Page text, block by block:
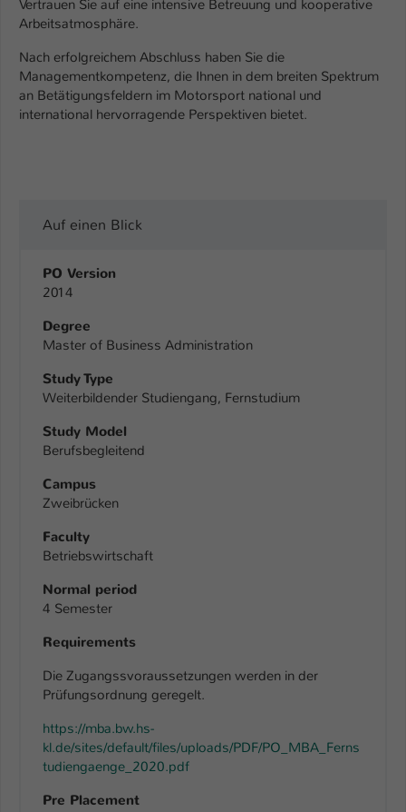
Vertrauen Sie auf eine intensive Betreuung und kooperative
Arbeitsatmosphäre.
Nach erfolgreichem Abschluss haben Sie die
Managementkompetenz, die Ihnen in dem breiten Spektrum
an Betätigungsfeldern im Motorsport national und
international hervorragende Perspektiven bietet.
Auf einen Blick
PO Version
2014
Degree
Master of Business Administration
Study Type
Weiterbildender Studiengang, Fernstudium
Study Model
Berufsbegleitend
Campus
Zweibrücken
Faculty
Betriebswirtschaft
Normal period
4 Semester
Requirements
Die Zugangssvoraussetzungen werden in der
Prüfungsordnung geregelt.
https://mba.bw.hs-
kl.de/sites/default/files/uploads/PDF/PO_MBA_Ferns
tudiengaenge_2020.pdf
Pre Placement
Einstellungen. Unter anderem eine zufällig
generierte ID, für die historische
Einstellungen, falls der Webseiten-
Betreiber dies eingestellt hat.
Laufzeit 1 Woche
Zweck
wiedererkannt werden und es wird ihm
Name be_typo_user
Anbieter
Zweck
Dieser Cookie teilt der Webseite mit, ob
angemeldet ist und Rechte besitzt diese